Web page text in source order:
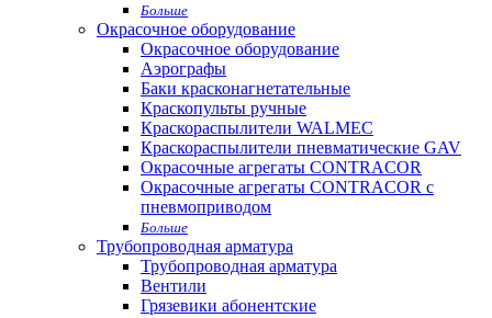
Больше
Окрасочное оборудование
Окрасочное оборудование
Аэрографы
Баки красконагнетательные
Краскопульты ручные
Краскораспылители WALMEC
Краскораспылители пневматические GAV
Окрасочные агрегаты CONTRACOR
Окрасочные агрегаты CONTRACOR с
пневмоприводом
Больше
Трубопроводная арматура
Трубопроводная арматура
Вентили
Грязевики абонентские